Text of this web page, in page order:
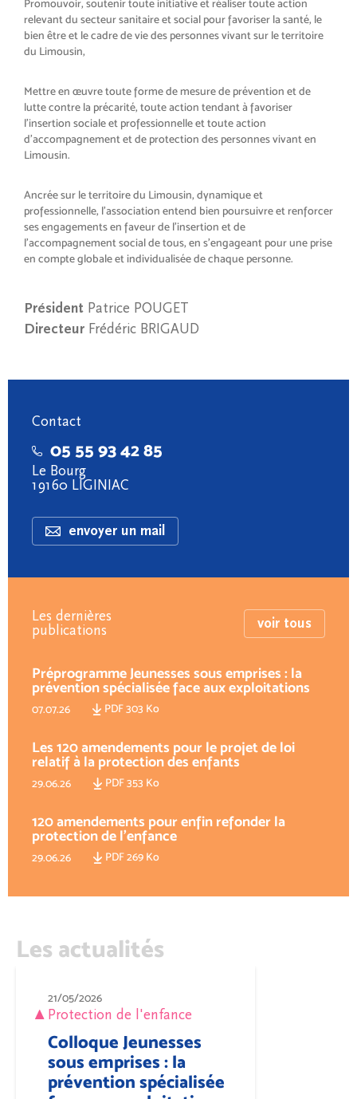
Promouvoir, soutenir toute initiative et réaliser toute action
relevant du secteur sanitaire et social pour favoriser la santé, le
bien être et le cadre de vie des personnes vivant sur le territoire
du Limousin,
Mettre en œuvre toute forme de mesure de prévention et de
lutte contre la précarité, toute action tendant à favoriser
l’insertion sociale et professionnelle et toute action
d’accompagnement et de protection des personnes vivant en
Limousin.
Ancrée sur le territoire du Limousin, dynamique et
professionnelle, l’association entend bien poursuivre et renforcer
ses engagements en faveur de l’insertion et de
l’accompagnement social de tous, en s’engageant pour une prise
en compte globale et individualisée de chaque personne.
Président Patrice POUGET
Directeur Frédéric BRIGAUD
Contact
05 55 93 42 85
Le Bourg
19160 LIGINIAC
envoyer un mail
Les dernières
publications
voir tous
Préprogramme Jeunesses sous emprises : la
prévention spécialisée face aux exploitations
07.07.26 PDF 303 Ko
Les 120 amendements pour le projet de loi
relatif à la protection des enfants
29.06.26 PDF 353 Ko
120 amendements pour enfin refonder la
protection de l'enfance
29.06.26 PDF 269 Ko
Les actualités
21/05/2026
Protection de l'enfance
Colloque Jeunesses
sous emprises : la
prévention spécialisée